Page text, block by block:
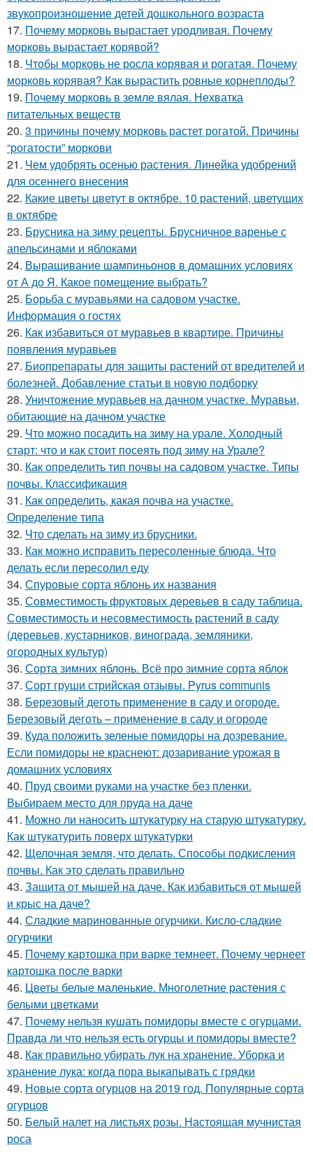
звукопроизношение детей дошкольного возраста
17. Почему морковь вырастает уродливая. Почему
морковь вырастает корявой?
18. Чтобы морковь не росла корявая и рогатая. Почему
морковь корявая? Как вырастить ровные корнеплоды?
19. Почему морковь в земле вялая. Нехватка
питательных веществ
20. 3 причины почему морковь растет рогатой. Причины
“рогатости” моркови
21. Чем удобрять осенью растения. Линейка удобрений
для осеннего внесения
22. Какие цветы цветут в октябре. 10 растений, цветущих
в октябре
23. Брусника на зиму рецепты. Брусничное варенье с
апельсинами и яблоками
24. Выращивание шампиньонов в домашних условиях
от А до Я. Какое помещение выбрать?
25. Борьба с муравьями на садовом участке.
Информация о гостях
26. Как избавиться от муравьев в квартире. Причины
появления муравьев
27. Биопрепараты для защиты растений от вредителей и
болезней. Добавление статьи в новую подборку
28. Уничтожение муравьев на дачном участке. Муравьи,
обитающие на дачном участке
29. Что можно посадить на зиму на урале. Холодный
старт: что и как стоит посеять под зиму на Урале?
30. Как определить тип почвы на садовом участке. Типы
почвы. Классификация
31. Как определить, какая почва на участке.
Определение типа
32. Что сделать на зиму из брусники.
33. Как можно исправить пересоленные блюда. Что
делать если пересолил еду
34. Спуровые сорта яблонь их названия
35. Совместимость фруктовых деревьев в саду таблица.
Совместимость и несовместимость растений в саду
(деревьев, кустарников, винограда, земляники,
огородных культур)
36. Сорта зимних яблонь. Всё про зимние сорта яблок
37. Сорт груши стрийская отзывы. Pyrus communis
38. Березовый деготь применение в саду и огороде.
Березовый деготь – применение в саду и огороде
39. Куда положить зеленые помидоры на дозревание.
Если помидоры не краснеют: дозаривание урожая в
домашних условиях
40. Пруд своими руками на участке без пленки.
Выбираем место для пруда на даче
41. Можно ли наносить штукатурку на старую штукатурку.
Как штукатурить поверх штукатурки
42. Щелочная земля, что делать. Способы подкисления
почвы. Как это сделать правильно
43. Защита от мышей на даче. Как избавиться от мышей
и крыс на даче?
44. Сладкие маринованные огурчики. Кисло-сладкие
огурчики
45. Почему картошка при варке темнеет. Почему чернеет
картошка после варки
46. Цветы белые маленькие. Многолетние растения с
белыми цветками
47. Почему нельзя кушать помидоры вместе с огурцами.
Правда ли что нельзя есть огурцы и помидоры вместе?
48. Как правильно убирать лук на хранение. Уборка и
хранение лука: когда пора выкапывать с грядки
49. Новые сорта огурцов на 2019 год. Популярные сорта
огурцов
50. Белый налет на листьях розы. Настоящая мучнистая
роса